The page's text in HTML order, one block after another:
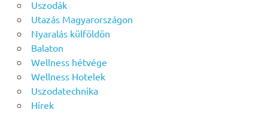
Uszodák
Utazás Magyarországon
Nyaralás külföldön
Balaton
Wellness hétvége
Wellness Hotelek
Uszodatechnika
Hírek